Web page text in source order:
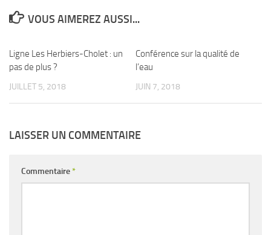
VOUS AIMEREZ AUSSI...
Ligne Les Herbiers-Cholet : un
pas de plus ?
JUILLET 5, 2018
Conférence sur la qualité de
l’eau
JUIN 7, 2018
LAISSER UN COMMENTAIRE
Commentaire*